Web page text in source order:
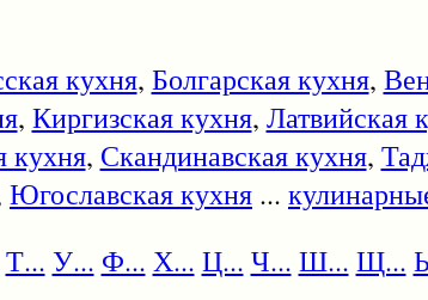
кухня, Болгарская кухня,
, Киргизская кухня, Латвийская
кухня, Скандинавская кухня,
Югославская кухня ...
Т... У... Ф... Х... Ц... Ч... Ш... Щ...